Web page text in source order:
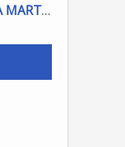
SOLENNITÉ DE L'ASSOMPTION À MARTIGUES ET PORT DE BOUC